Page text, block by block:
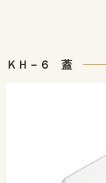
ＫＨ－６ 蓋